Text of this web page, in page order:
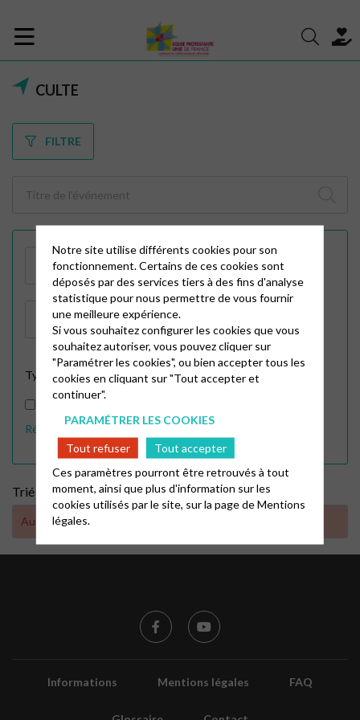
CULTE
FILTRE
Type d'événement En ligne Physique
Réinitialiser les filtres
APPLIQUER
Trié par :
Aucun résultat trouvé
Informations Mentions légales FAQ
Notre site utilise différents cookies pour son
fonctionnement. Certains de ces cookies sont
déposés par des services tiers à des fins d'analyse
statistique pour nous permettre de vous fournir
une meilleure expérience.
Si vous souhaitez configurer les cookies que vous
souhaitez autoriser, vous pouvez cliquer sur
"Paramétrer les cookies", ou bien accepter tous les
cookies en cliquant sur "Tout accepter et
continuer".
PARAMÉTRER LES COOKIES
Tout refuser
Tout accepter
Ces paramètres pourront être retrouvés à tout
moment, ainsi que plus d'information sur les
cookies utilisés par le site, sur la page deMentions
légales.